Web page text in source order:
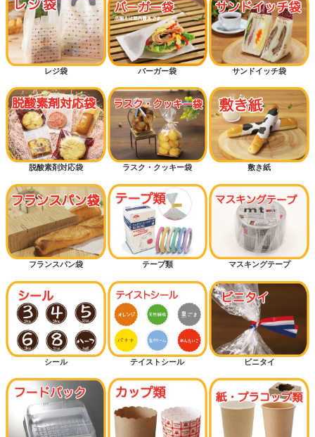
レジ袋 バーガー袋 サンドイッチ袋
脱酸素剤対応袋 ラスク・クッキー袋 敷き紙
フランスパン袋 テープ類 マスキングテープ
シール テイストシール ビニタイ